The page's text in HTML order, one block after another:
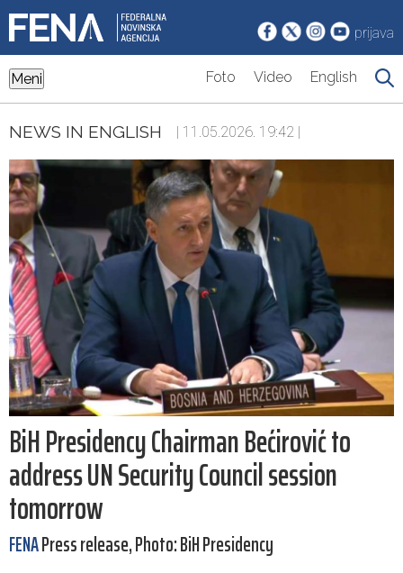
prijava
Meni Foto Video English
NEWS IN ENGLISH | 11.05.2026. 19:42 |
BiH Presidency Chairman Bećirović to
address UN Security Council session
tomorrow
FENAPress release, Photo: BiH Presidency